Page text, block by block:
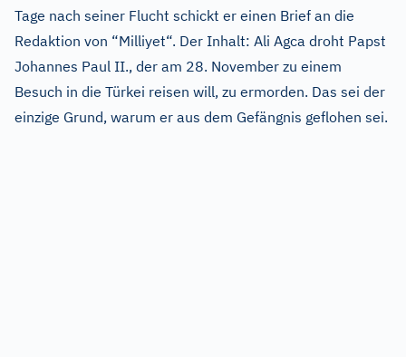
Tage nach seiner Flucht schickt er einen Brief an die
Redaktion von “Milliyet“. Der Inhalt: Ali Agca droht Papst
Johannes Paul II., der am 28. November zu einem
Besuch in die Türkei reisen will, zu ermorden. Das sei der
einzige Grund, warum er aus dem Gefängnis geflohen sei.